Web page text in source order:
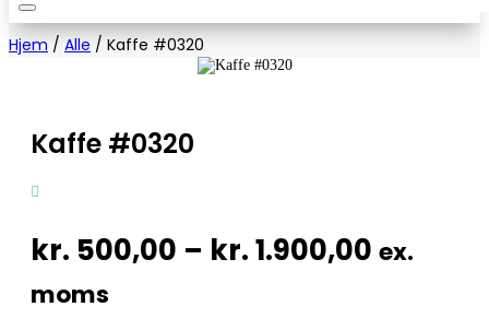
Hjem / Alle / Kaffe #0320
Kaffe #0320
kr. 500,00 – kr.1.900,00 ex.
moms